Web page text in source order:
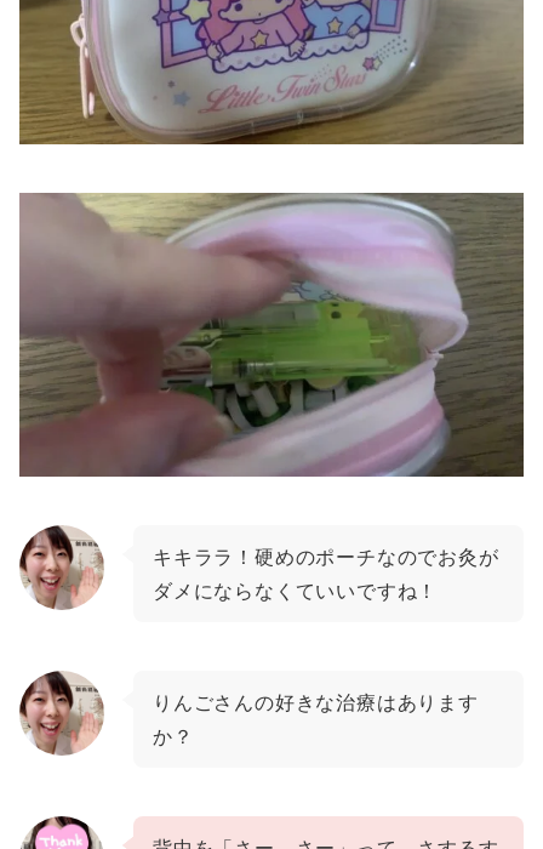
キキララ！硬めのポーチなのでお灸が
ダメにならなくていいですね！
りんごさんの好きな治療はあります
か？